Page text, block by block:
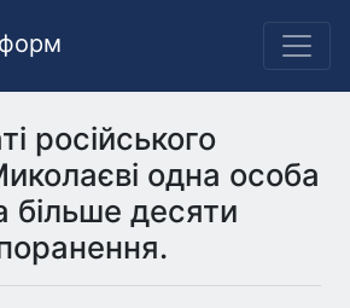
російського
одна особа
більше десяти